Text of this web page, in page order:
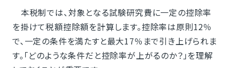
本税制では、対象となる試験研究費に一定の控除率
を掛けて税額控除額を計算します。控除率は原則12％
で、一定の条件を満たすと最大17％まで引き上げられま
す。「どのような条件だと控除率が上がるのか？」を理解